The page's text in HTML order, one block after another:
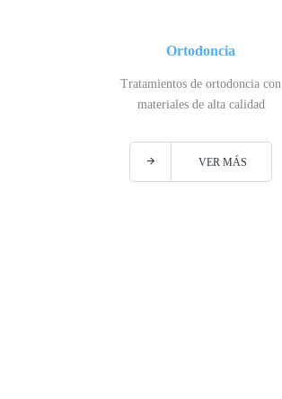
Ortodoncia
Tratamientos de ortodoncia con
materiales de alta calidad
VER MÁS